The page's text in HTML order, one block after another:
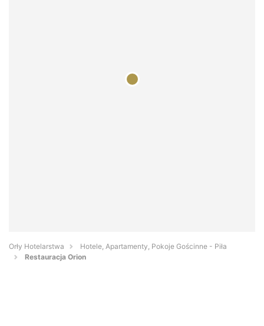
Orły Hotelarstwa
Hotele, Apartamenty, Pokoje Gościnne - Piła
Restauracja Orion